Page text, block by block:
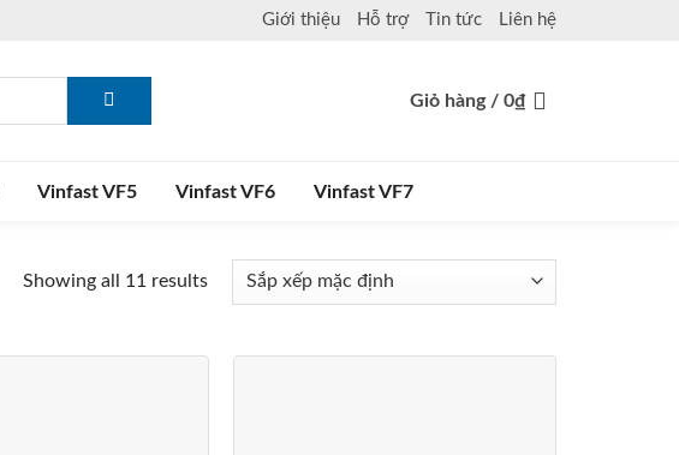
Giới thiệu Hỗ trợ Tin tức Liên hệ
Giỏ hàng / 0₫
Vinfast VF5 Vinfast VF6 Vinfast VF7
Showing all 11 results